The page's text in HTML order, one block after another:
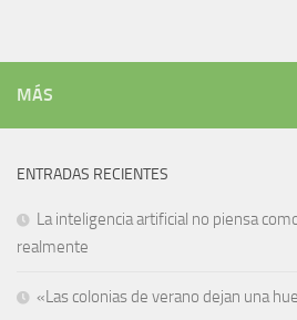
MÁS
ENTRADAS RECIENTES
La inteligencia artificial no piensa
realmente
«Las colonias de verano dejan una